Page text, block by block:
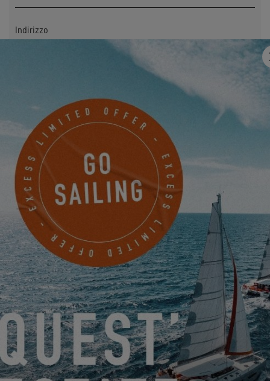
Indirizzo
Telefono
Qualcosa da condividere con noi?
Desidero ricevere per via elettronica notizie, eventi e
offerte di EXCESS.
Friendly Captcha
Il trattamento della vostra richiesta comporta il trasferimento
dei dati personali inseriti nei campi obbligatori di questo
modulo al concessionario da voi selezionato, affinché possa